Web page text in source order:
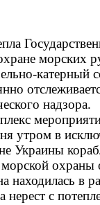
морских
катерный
надзора.
утром в
Украины
морской
в
нерест с